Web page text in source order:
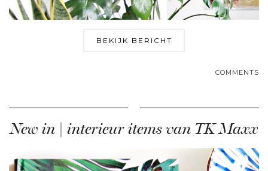
BEKIJK BERICHT
COMMENTS
New in | interieur items van TK Maxx